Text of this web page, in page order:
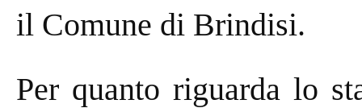
il Comune di Brindisi.
Per quanto riguarda lo